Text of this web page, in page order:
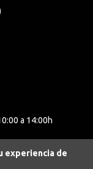
a 14:00h
experiencia de